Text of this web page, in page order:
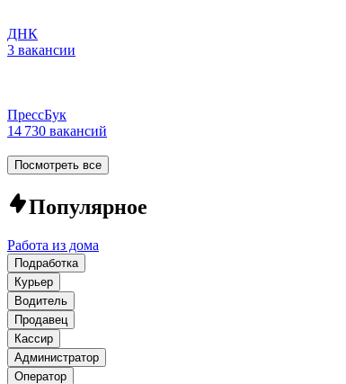
ДНК
3 вакансии
ПрессБук
14 730 вакансий
Посмотреть все
Популярное
Работа из дома
Подработка
Курьер
Водитель
Продавец
Кассир
Администратор
Оператор